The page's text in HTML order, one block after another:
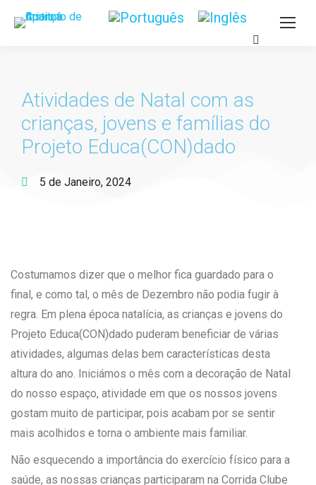
Atividades de Natal com as
crianças, jovens e famílias do
Projeto Educa(CON)dado
5 de Janeiro, 2024
Costumamos dizer que o melhor fica guardado para o
final, e como tal, o mês de Dezembro não podia fugir à
regra. Em plena época natalícia, as crianças e jovens do
Projeto Educa(CON)dado puderam beneficiar de várias
atividades, algumas delas bem características desta
altura do ano. Iniciámos o mês com a decoração de Natal
do nosso espaço, atividade em que os nossos jovens
gostam muito de participar, pois acabam por se sentir
mais acolhidos e torna o ambiente mais familiar.
Não esquecendo a importância do exercício físico para a
saúde, as nossas crianças participaram na Corrida Clube